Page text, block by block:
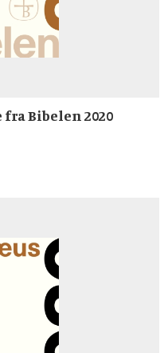
fra Bibelen 2020